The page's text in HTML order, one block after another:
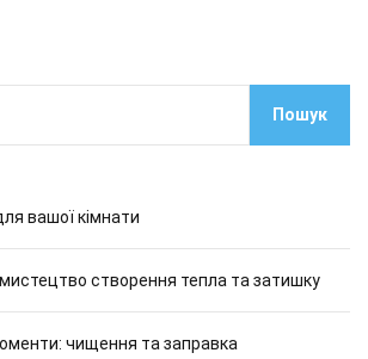
Пошук
вашої кімнати
створення тепла та затишку
чищення та заправка